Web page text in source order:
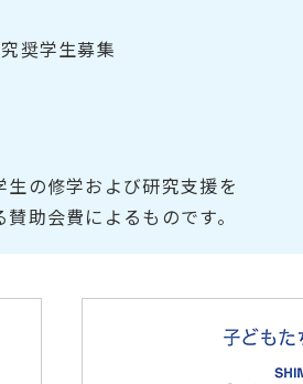
奨学生募集
の修学および研究支援を
助会費によるものです。